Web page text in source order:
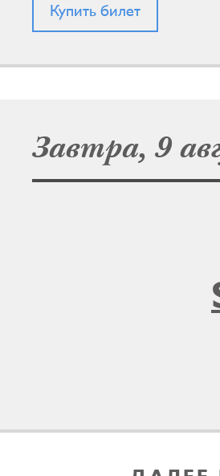
Купить билет
Завтра, 9